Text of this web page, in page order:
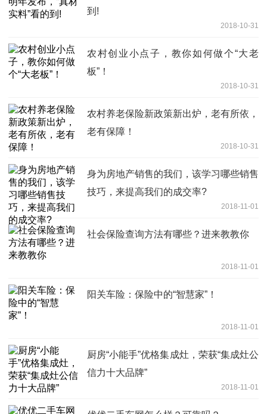
到!
2018-10-31
农村创业小点子，教你如何做个“大老
板”！
2018-10-31
农村养老保险新政策新出炉，老有所依，
老有保障！
2018-10-31
身为房地产销售的我们，该学习哪些销售
技巧，来提高我们的成交率?
2018-11-01
社会保险查询方法有哪些？进来教教你
2018-11-01
阳关车险：保险中的“智慧家”！
2018-11-01
厨房“小能手”优格集成灶，荣获“集成灶公
信力十大品牌”
2018-11-01